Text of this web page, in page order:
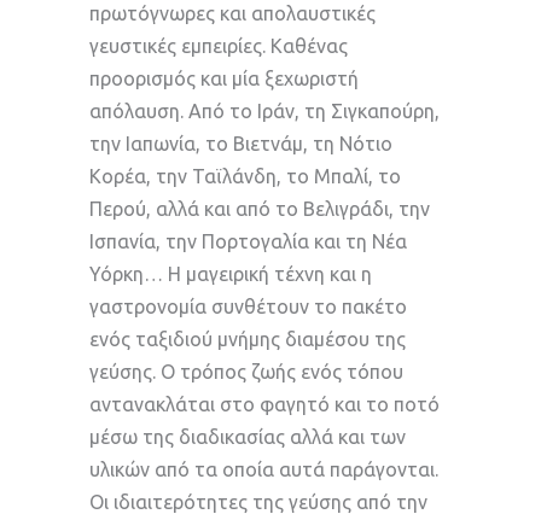
πρωτόγνωρες και απολαυστικές
γευστικές εμπειρίες. Καθένας
προορισμός και μία ξεχωριστή
απόλαυση. Από το Ιράν, τη Σιγκαπούρη,
την Ιαπωνία, το Βιετνάμ, τη Νότιο
Κορέα, την Ταϊλάνδη, το Μπαλί, το
Περού, αλλά και από το Βελιγράδι, την
Ισπανία, την Πορτογαλία και τη Νέα
Υόρκη… Η μαγειρική τέχνη και η
γαστρονομία συνθέτουν το πακέτο
ενός ταξιδιού μνήμης διαμέσου της
γεύσης. Ο τρόπος ζωής ενός τόπου
αντανακλάται στο φαγητό και το ποτό
μέσω της διαδικασίας αλλά και των
υλικών από τα οποία αυτά παράγονται.
Οι ιδιαιτερότητες της γεύσης από την